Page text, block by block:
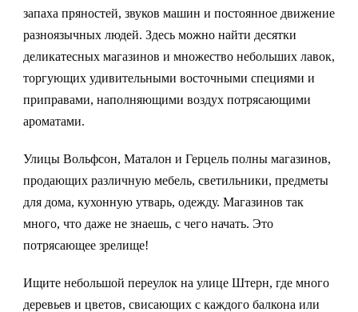
запаха пряностей, звуков машин и постоянное движение
разноязычных людей. Здесь можно найти десятки
деликатесных магазинов и множество небольших лавок,
торгующих удивительными восточными специями и
приправами, наполняющими воздух потрясающими
ароматами.
Улицы Вольфсон, Маталон и Герцель полны магазинов,
продающих различную мебель, светильники, предметы
для дома, кухонную утварь, одежду. Магазинов так
много, что даже не знаешь, с чего начать. Это
потрясающее зрелище!
Ищите небольшой переулок на улице Штерн, где много
деревьев и цветов, свисающих с каждого балкона или